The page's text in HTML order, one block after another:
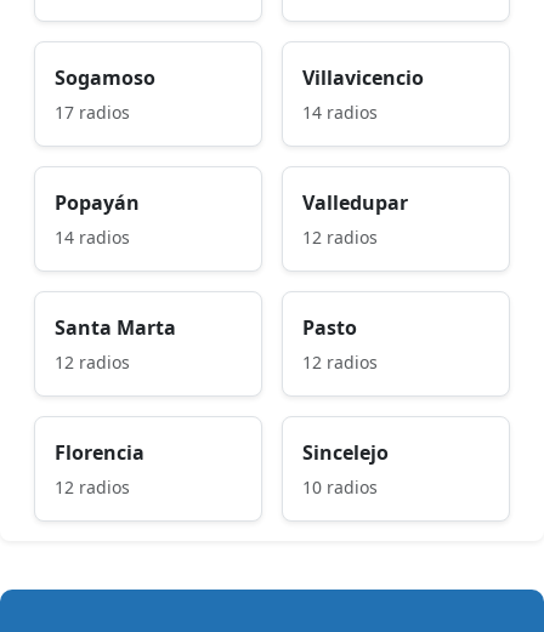
Sogamoso
17 radios
Villavicencio
14 radios
Popayán
14 radios
Valledupar
12 radios
Santa Marta
12 radios
Pasto
12 radios
Florencia
12 radios
Sincelejo
10 radios